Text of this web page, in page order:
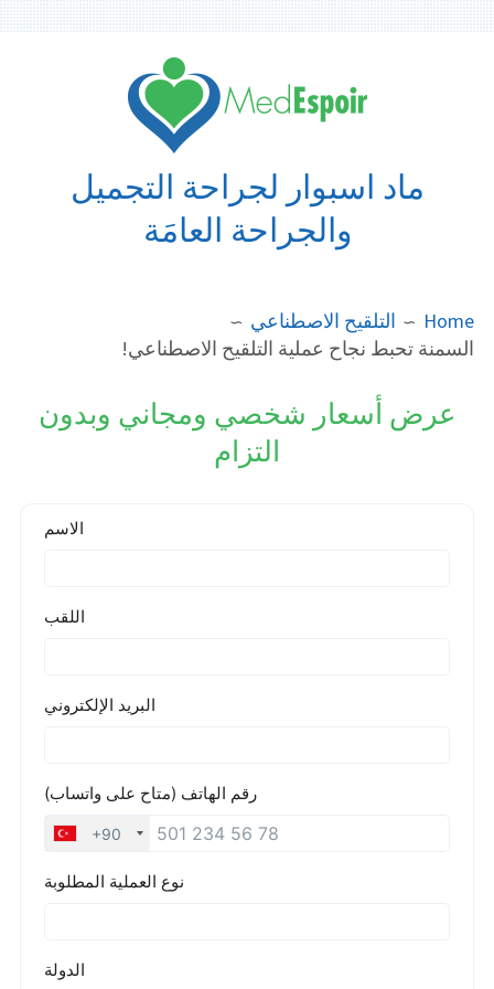
ماد اسبوار لجراحة التجميل
والجراحة العامَة
Home
التلقيح الاصطناعي
السمنة تحبط نجاح عملية التلقيح الاصطناعي!
عرض أسعار شخصي ومجاني وبدون
التزام